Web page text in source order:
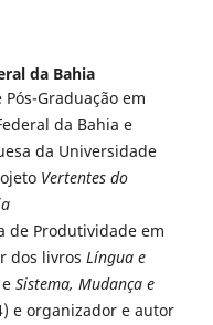
da Bahia
Graduação em
da Bahia e
da Universidade
Vertentes do
de Produtividade em
dos livros Língua e
Sistema, Mudança e
e organizador e autor